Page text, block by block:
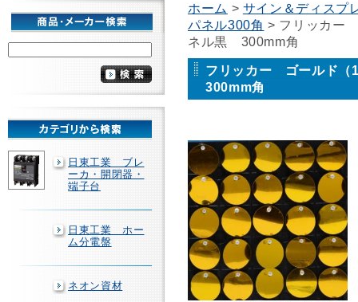
ケ
ッ
ト
な
で
販
売
日東工業 ブレ
ーカ・開閉器・
端子台
日東工業 ホー
ム分電盤
ネオン資材
ホーム > サイン＆ディス
パネル300角 > フリッカー
ネル黒 300mm角
フリッカー ゴールド
300mm角